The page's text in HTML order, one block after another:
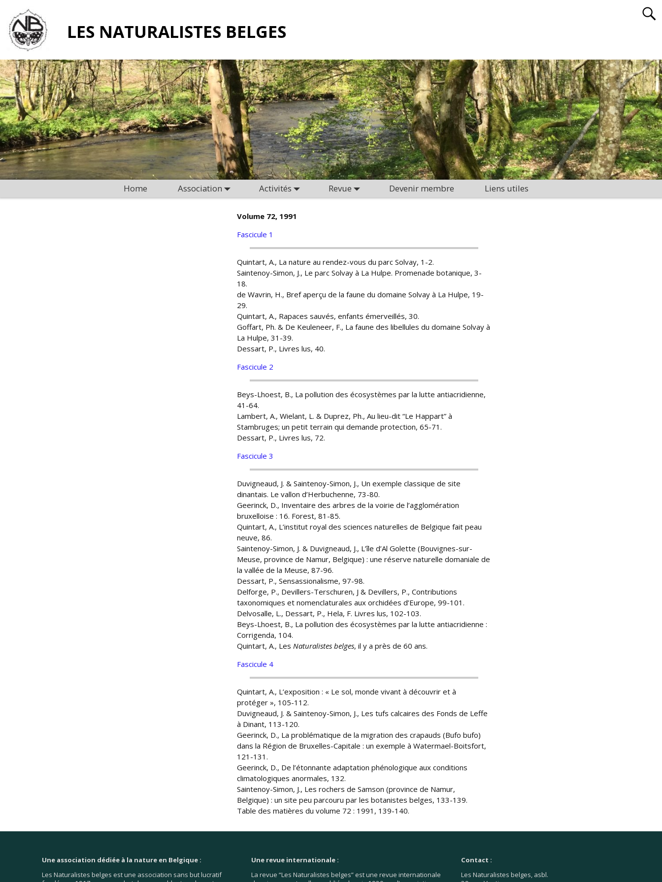
LES NATURALISTES BELGES
Home Association Activités Revue Devenir membre Liens utiles
Volume 72, 1991
Fascicule 1
Quintart, A., La nature au rendez-vous du parc Solvay, 1-2.
Saintenoy-Simon, J., Le parc Solvay à La Hulpe. Promenade botanique, 3-
18.
de Wavrin, H., Bref aperçu de la faune du domaine Solvay à La Hulpe, 19-
29.
Quintart, A., Rapaces sauvés, enfants émerveillés, 30.
Goffart, Ph. & De Keuleneer, F., La faune des libellules du domaine Solvay à
La Hulpe, 31-39.
Dessart, P., Livres lus, 40.
Fascicule 2
Beys-Lhoest, B., La pollution des écosystèmes par la lutte antiacridienne,
41-64.
Lambert, A., Wielant, L. & Duprez, Ph., Au lieu-dit “Le Happart” à
Stambruges; un petit terrain qui demande protection, 65-71.
Dessart, P., Livres lus, 72.
Fascicule 3
Duvigneaud, J. & Saintenoy-Simon, J., Un exemple classique de site
dinantais. Le vallon d’Herbuchenne, 73-80.
Geerinck, D., Inventaire des arbres de la voirie de l’agglomération
bruxelloise : 16. Forest, 81-85.
Quintart, A., L’institut royal des sciences naturelles de Belgique fait peau
neuve, 86.
Saintenoy-Simon, J. & Duvigneaud, J., L’île d’Al Golette (Bouvignes-sur-
Meuse, province de Namur, Belgique) : une réserve naturelle domaniale de
la vallée de la Meuse, 87-96.
Dessart, P., Sensassionalisme, 97-98.
Delforge, P., Devillers-Terschuren, J & Devillers, P., Contributions
taxonomiques et nomenclaturales aux orchidées d’Europe, 99-101.
Delvosalle, L., Dessart, P., Hela, F. Livres lus, 102-103.
Beys-Lhoest, B., La pollution des écosystèmes par la lutte antiacridienne :
Corrigenda, 104.
Quintart, A., LesNaturalistes belges, il y a près de 60 ans.
Fascicule 4
Quintart, A., L’exposition : « Le sol, monde vivant à découvrir et à
protéger », 105-112.
Duvigneaud, J. & Saintenoy-Simon, J., Les tufs calcaires des Fonds de Leffe
à Dinant, 113-120.
Geerinck, D., La problématique de la migration des crapauds (Bufo bufo)
dans la Région de Bruxelles-Capitale : un exemple à Watermael-Boitsfort,
121-131.
Geerinck, D., De l’étonnante adaptation phénologique aux conditions
climatologiques anormales, 132.
Saintenoy-Simon, J., Les rochers de Samson (province de Namur,
Belgique) : un site peu parcouru par les botanistes belges, 133-139.
Table des matières du volume 72 : 1991, 139-140.
Une association dédiée à la nature en Belgique :
Les Naturalistes belges est une association sans but lucratif
Une revue internationale :
La revue “Les Naturalistes belges” est une revue internationale
Contact :
Les Naturalistes belges, asbl.